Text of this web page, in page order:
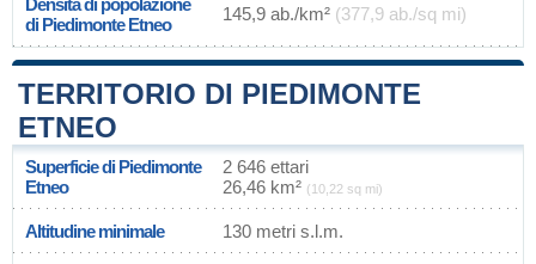
Densità di popolazione
di Piedimonte Etneo
145,9 ab./km² (377,9 ab./sq mi)
TERRITORIO DI PIEDIMONTE
ETNEO
Superficie di Piedimonte
Etneo
2 646 ettari
26,46 km² (10,22 sq mi)
Altitudine minimale 130 metri s.l.m.